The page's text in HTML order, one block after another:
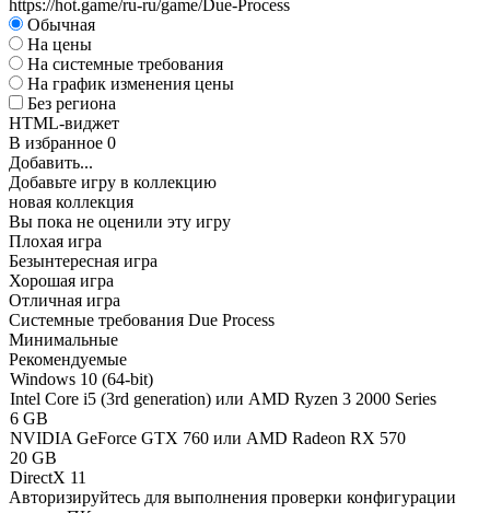
https://hot.game/ru-ru/game/Due-Process
Обычная
На цены
На системные требования
На график изменения цены
Без региона
HTML-виджет
В избранное 0
Добавить...
Добавьте игру в коллекцию
новая коллекция
Вы пока не оценили эту игру
Плохая игра
Безынтересная игра
Хорошая игра
Отличная игра
Системные требования Due Process
Минимальные
Рекомендуемые
Windows 10 (64-bit)
Intel Core i5 (3rd generation) или AMD Ryzen 3 2000 Series
6 GB
NVIDIA GeForce GTX 760 или AMD Radeon RX 570
20 GB
DirectX 11
Авторизируйтесь для выполнения проверки конфигурации